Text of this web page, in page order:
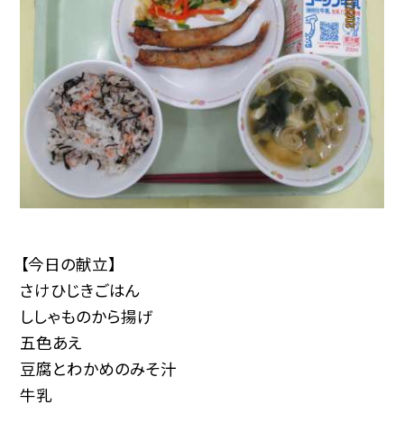
【今日の献立】
さけひじきごはん
ししゃものから揚げ
五色あえ
豆腐とわかめのみそ汁
牛乳